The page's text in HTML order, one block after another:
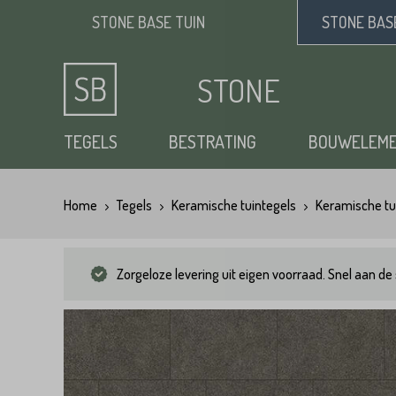
STONE BASE TUIN STONE
STONE
BASE
TEGELS
Keramische tuintegels
Flagstones
Zwembad randtegels
BESTRATING
Klinkers
Kasseien
Kinderkoppen
Opsluitbanden
Vijverranden
Steenstrips
Siergrind
Benodigdheden
Vloertegels
Home Tegels Keramische tuintegels Keramische
Zorgeloze levering uit eigen voorraad. Snel aan de